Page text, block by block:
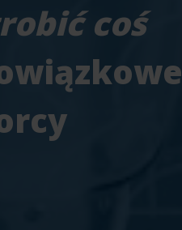
coś